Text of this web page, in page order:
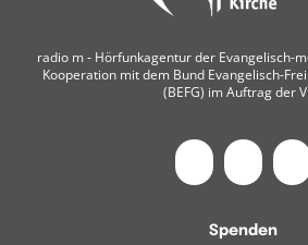
radio m ‐ Hörfunkagentur der Evangelisch-
Kooperation mit dem Bund Evangelisch-
(BEFG) im Auftrag der
Spenden